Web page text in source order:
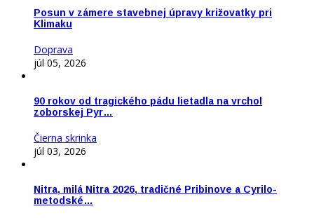
Posun v zámere stavebnej úpravy križovatky pri
Klimaku
Doprava
júl 05, 2026
90 rokov od tragického pádu lietadla na vrchol
zoborskej Pyr…
Čierna skrinka
júl 03, 2026
Nitra, milá Nitra 2026, tradičné Pribinove a Cyrilo-
metodské…